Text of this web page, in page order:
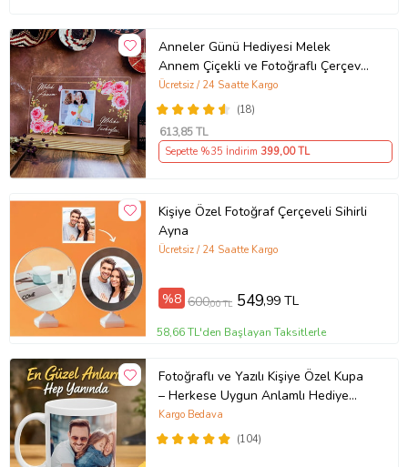
Anneler Günü Hediyesi Melek
Annem Çiçekli ve Fotoğraflı Çerçeve,
Anneye Hediye Fotoğraflı Ahşap
Tabanlı Çerçeve (Yatay)
(18)
Ücretsiz / 24 Saatte Kargo
613,85 TL
Sepette %35 İndirim 399,00 TL
Kişiye Özel Fotoğraf Çerçeveli Sihirli
Ayna
Ücretsiz / 24 Saatte Kargo
%8 600,00 TL 549,99 TL
58,66 TL'den Başlayan Taksitlerle
Fotoğraflı ve Yazılı Kişiye Özel Kupa
– Herkese Uygun Anlamlı Hediye
Porselen Baskılı Kupa (Beyaz)
(104)
Kargo Bedava